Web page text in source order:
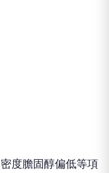
度膽固醇偏低等項